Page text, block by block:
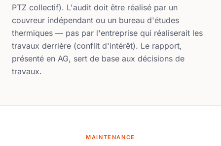
PTZ collectif). L'audit doit être réalisé par un
couvreur indépendant ou un bureau d'études
thermiques — pas par l'entreprise qui réaliserait les
travaux derrière (conflit d'intérêt). Le rapport,
présenté en AG, sert de base aux décisions de
travaux.
MAINTENANCE